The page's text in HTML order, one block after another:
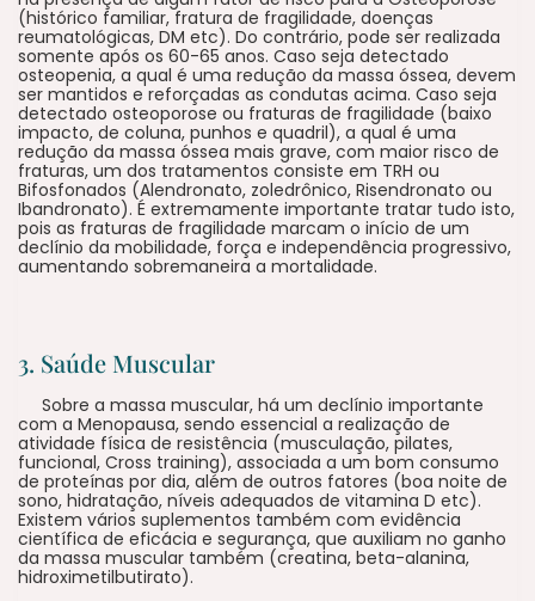
(histórico familiar, fratura de fragilidade, doenças
reumatológicas, DM etc). Do contrário, pode ser realizada
somente após os 60-65 anos. Caso seja detectado
osteopenia, a qual é uma redução da massa óssea, devem
ser mantidos e reforçadas as condutas acima. Caso seja
detectado osteoporose ou fraturas de fragilidade (baixo
impacto, de coluna, punhos e quadril), a qual é uma
redução da massa óssea mais grave, com maior risco de
fraturas, um dos tratamentos consiste em TRH ou
Bifosfonados (Alendronato, zoledrônico, Risendronato ou
Ibandronato). É extremamente importante tratar tudo isto,
pois as fraturas de fragilidade marcam o início de um
declínio da mobilidade, força e independência progressivo,
aumentando sobremaneira a mortalidade.
3. Saúde Muscular
Sobre a massa muscular, há um declínio importante
com a Menopausa, sendo essencial a realização de
atividade física de resistência (musculação, pilates,
funcional, Cross training), associada a um bom consumo
de proteínas por dia, além de outros fatores (boa noite de
sono, hidratação, níveis adequados de vitamina D etc).
Existem vários suplementos também com evidência
científica de eficácia e segurança, que auxiliam no ganho
da massa muscular também (creatina, beta-alanina,
hidroximetilbutirato).